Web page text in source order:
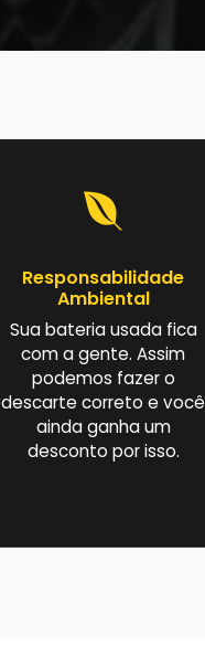
Responsabilidade
Ambiental
Sua bateria usada fica
com a gente. Assim
podemos fazer o
descarte correto e você
ainda ganha um
desconto por isso.